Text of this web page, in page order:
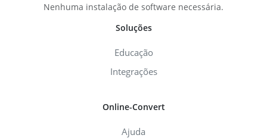
Nenhuma instalação de software necessária.
Soluções
Educação
Integrações
Online-Convert
Ajuda